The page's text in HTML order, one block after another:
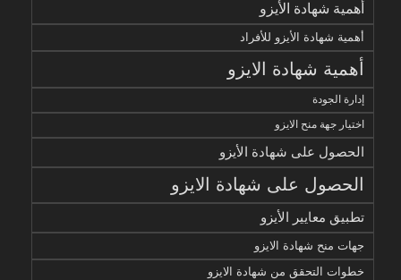
أهمية شهادة الأيزو
أهمية شهادة الأيزو للأفراد
أهمية شهادة الايزو
إدارة الجودة
اختيار جهة منح الايزو
الحصول على شهادة الأيزو
الحصول على شهادة الايزو
تطبيق معايير الأيزو
جهات منح شهادة الايزو
خطوات التحقق من شهادة الايزو